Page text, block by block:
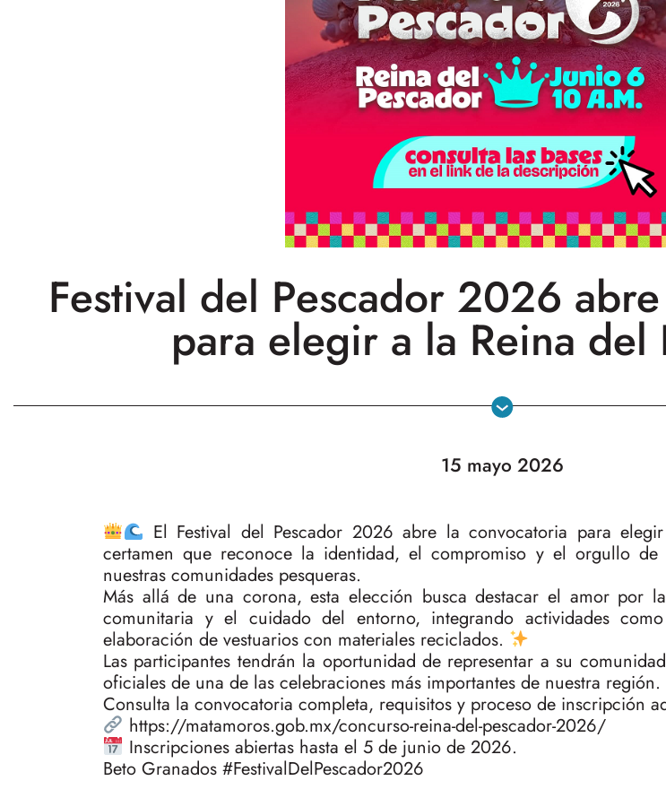
Festival del Pescador 2026
para elegir a la Reina del
15 mayo 2026
El Festival del Pescador 2026 abre la convocatoria para
certamen que reconoce la identidad, el compromiso y el orgullo de
nuestras comunidades pesqueras.
Más allá de una corona, esta elección busca destacar el amor por
comunitaria y el cuidado del entorno, integrando actividades
elaboración de vestuarios con materiales reciclados.
Las participantes tendrán la oportunidad de representar a su
oficiales de una de las celebraciones más importantes de nuestra región.
Consulta la convocatoria completa, requisitos y proceso de inscripción
https://matamoros.gob.mx/concurso-reina-del-pescador-2026/
Inscripciones abiertas hasta el 5 de junio de 2026.
Beto Granados #FestivalDelPescador2026